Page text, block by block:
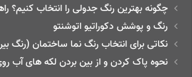
چگونه بهترین رنگ جدولی را انتخاب کنیم؟
رنگ و پوشش دکوراتیو اتوشنتو
نکاتی برای انتخاب رنگ نما ساختمان (رنگ
نحوه پاک کردن و از بین بردن لکه های آب